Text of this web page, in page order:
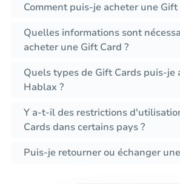
Comment puis-je acheter une Gift
Quelles informations sont
acheter une Gift Card ?
Quels types de Gift Cards puis-je
Hablax ?
Y a-t-il des restrictions
Cards dans certains pays ?
Puis-je retourner ou échanger